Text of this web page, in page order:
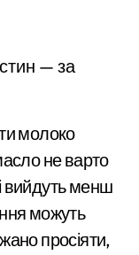
— за
молоко
не варто
вийдуть менш
можуть
просіяти,